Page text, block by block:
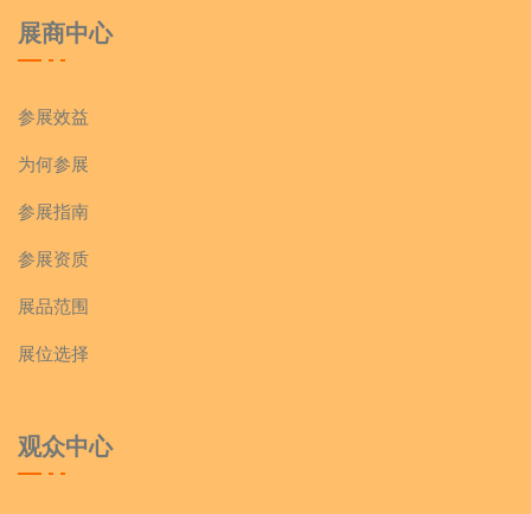
展商中心
参展效益
为何参展
参展指南
参展资质
展品范围
展位选择
观众中心